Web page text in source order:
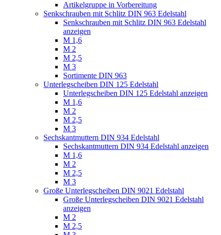
Artikelgruppe in Vorbereitung
Senkschrauben mit Schlitz DIN 963 Edelstahl
Senkschrauben mit Schlitz DIN 963 Edelstahl
anzeigen
M 1,6
M 2
M 2,5
M 3
Sortimente DIN 963
Unterlegscheiben DIN 125 Edelstahl
Unterlegscheiben DIN 125 Edelstahl anzeigen
M 1,6
M 2
M 2,5
M 3
Sechskantmuttern DIN 934 Edelstahl
Sechskantmuttern DIN 934 Edelstahl anzeigen
M 1,6
M 2
M 2,5
M 3
Große Unterlegscheiben DIN 9021 Edelstahl
Große Unterlegscheiben DIN 9021 Edelstahl
anzeigen
M 2
M 2,5